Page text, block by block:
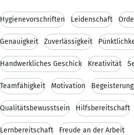
Hygienevorschriften Leidenschaft
Genauigkeit Zuverlässigkeit
Handwerkliches Geschick Kreativität
Teamfähigkeit Motivation
Qualitätsbewusstsein Hilfsbereitschaft
Lernbereitschaft Freude an der Arbeit